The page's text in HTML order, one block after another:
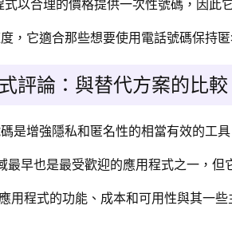
以合理的價格提供一次性號碼，因此
，它適合那些想要使用電話號碼保持匿
評論：與替代方案的比較
是增強隱私和匿名性的相當有效的工具
早也是最受歡迎的應用程式之一，但
用程式的功能、成本和可用性與其一些